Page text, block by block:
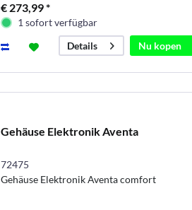
€ 273,99 *
1 sofort verfügbar
Details
Nu kopen
Gehäuse Elektronik Aventa
72475
Gehäuse Elektronik Aventa comfort